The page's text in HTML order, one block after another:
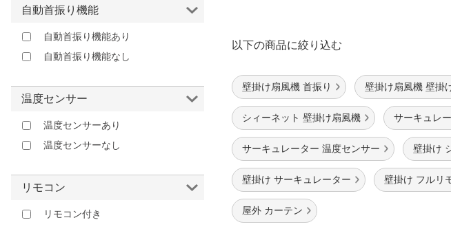
以下の商品に絞り込む
壁掛け扇風機 首振り 壁掛け扇風機 壁掛
シィーネット 壁掛け扇風機 サーキュレ
サーキュレーター 温度センサー 壁掛け
壁掛け サーキュレーター 壁掛け フルリ
屋外 カーテン
自動首振り機能
自動首振り機能あり
自動首振り機能なし
温度センサー
温度センサーあり
温度センサーなし
リモコン
リモコン付き